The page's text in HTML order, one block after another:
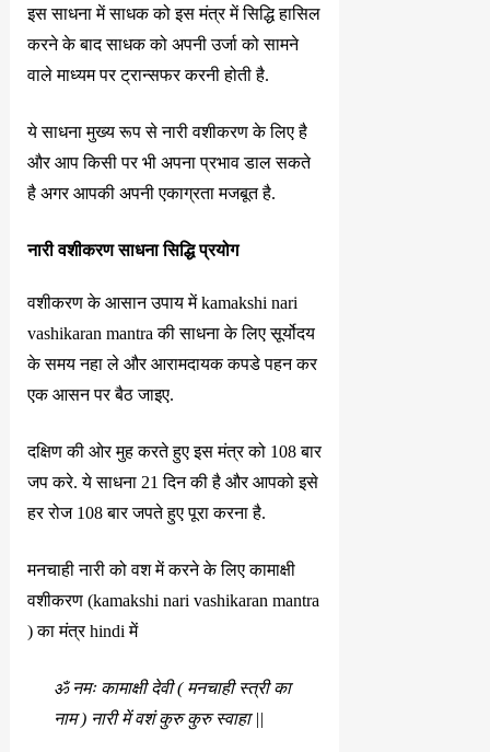
इस साधना में साधक को इस मंत्र में सिद्धि हासिल
करने के बाद साधक को अपनी उर्जा को सामने
वाले माध्यम पर ट्रान्सफर करनी होती है.
ये साधना मुख्य रूप से नारी वशीकरण के लिए है
और आप किसी पर भी अपना प्रभाव डाल सकते
है अगर आपकी अपनी एकाग्रता मजबूत है.
नारी वशीकरण साधना सिद्धि प्रयोग
वशीकरण के आसान उपाय में kamakshi nari
vashikaran mantra की साधना के लिए सूर्योदय
के समय नहा ले और आरामदायक कपडे पहन कर
एक आसन पर बैठ जाइए.
दक्षिण की ओर मुह करते हुए इस मंत्र को 108 बार
जप करे. ये साधना 21 दिन की है और आपको इसे
हर रोज 108 बार जपते हुए पूरा करना है.
मनचाही नारी को वश में करने के लिए कामाक्षी
वशीकरण (kamakshi nari vashikaran mantra
) का मंत्र hindi में
ॐ नमः कामाक्षी देवी ( मनचाही स्त्री का
नाम ) नारी में वशं कुरु कुरु स्वाहा ||